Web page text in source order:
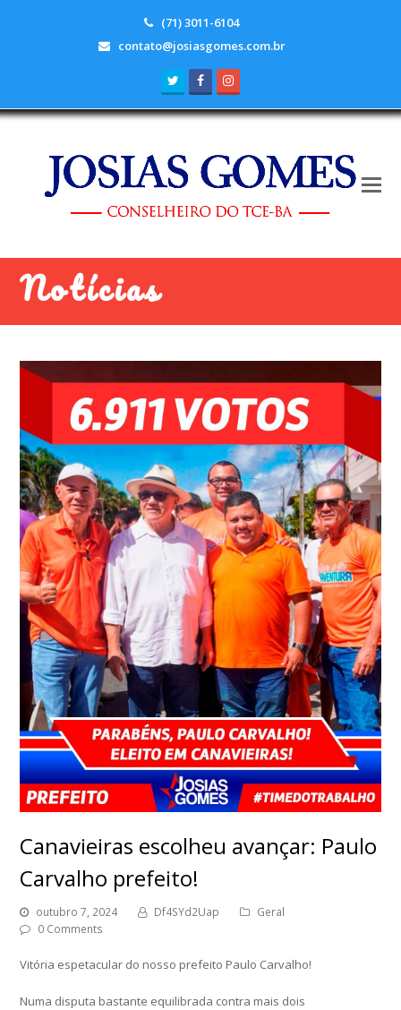
(71) 3011-6104
contato@josiasgomes.com.br
TwitterFacebook
Notícias
Canavieiras escolheu avançar: Paulo
Carvalho prefeito!
outubro 7, 2024 Df4SYd2Uap
Geral
0 Comments
Vitória espetacular do nosso prefeito Paulo Carvalho!
Numa disputa bastante equilibrada contra mais dois